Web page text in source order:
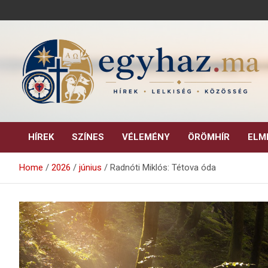
to
egyhaz.ma
HÍREK SZÍNES VÉLEMÉNY ÖRÖMHÍR
Home 2026 június Radnóti Miklós: Tétova óda